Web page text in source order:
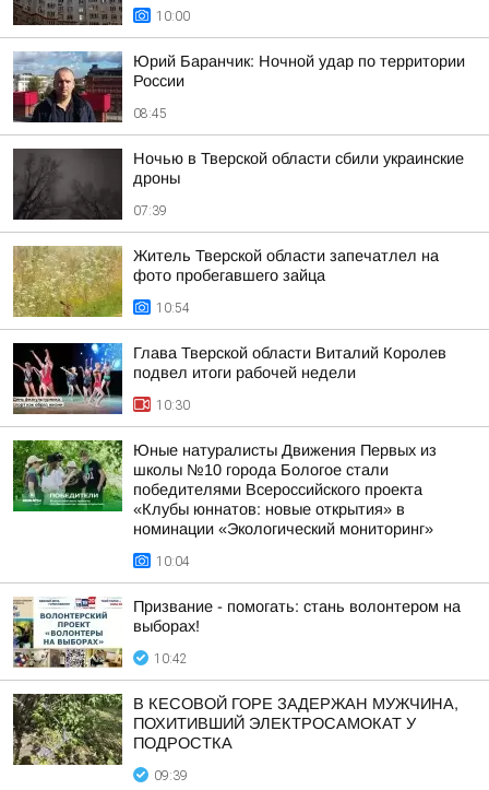
10:00
Юрий Баранчик: Ночной удар по территории
России
08:45
Ночью в Тверской области сбили украинские
дроны
07:39
Житель Тверской области запечатлел на
фото пробегавшего зайца
10:54
Глава Тверской области Виталий Королев
подвел итоги рабочей недели
10:30
Юные натуралисты Движения Первых из
школы №10 города Бологое стали
победителями Всероссийского проекта
«Клубы юннатов: новые открытия» в
номинации «Экологический мониторинг»
10:04
Призвание - помогать: стань волонтером на
выборах!
10:42
В КЕСОВОЙ ГОРЕ ЗАДЕРЖАН МУЖЧИНА,
ПОХИТИВШИЙ ЭЛЕКТРОСАМОКАТ У
ПОДРОСТКА
09:39